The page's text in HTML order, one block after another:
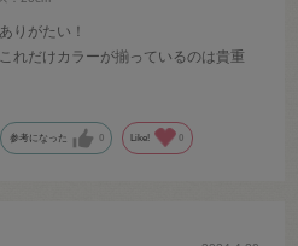
りがたい！
れだけカラーが揃っているのは貴重
参考になった 0 Like! 0